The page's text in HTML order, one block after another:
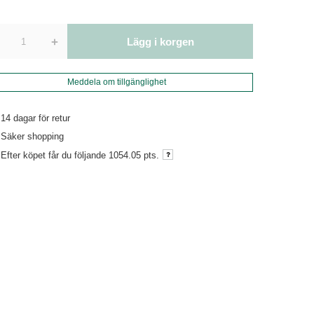
+ Lägg i korgen
Meddela om tillgänglighet
14 dagar för retur
Säker shopping
Efter köpet får du följande 1054.05 pts.